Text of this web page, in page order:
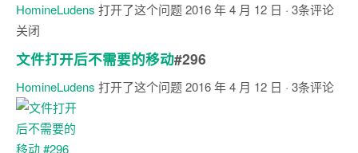
HomineLudens 打开了这个问题2016 年 4 月 12 日 · 3条评论
关闭
文件打开后不需要的移动#296
HomineLudens 打开了这个问题2016 年 4 月 12 日 · 3条评论
注
释